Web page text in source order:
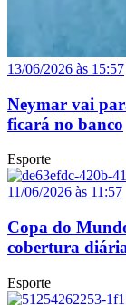
13/06/2026 às 15:57
Neymar vai
ficará no banco
Esporte
11/06/2026 às 11:57
Copa do
cobertura
Esporte